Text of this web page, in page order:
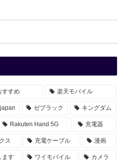
すすめ 楽天モバイル
ゼブラック キングダム
Rakuten Hand 5G 充電器
ス 充電ケーブル 漫画
ます ワイモバイル カメラ